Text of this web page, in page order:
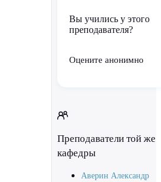
Вы учились у этого
преподавателя?
Оцените анонимно
Преподаватели той же
кафедры
Аверин Александр